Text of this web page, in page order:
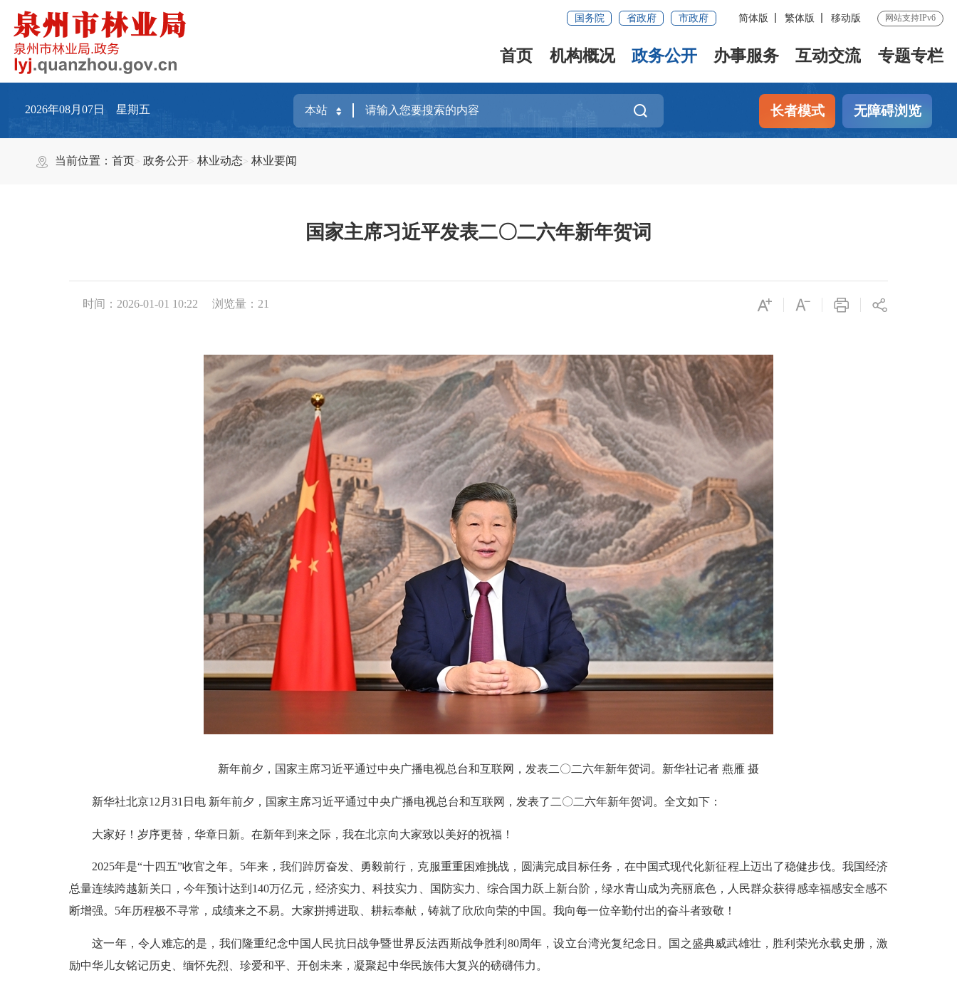
国务院 省政府 市政府 简体版 繁体版 移动版 网站支持IPv6
首页 机构概况 政务公开 办事服务 互动交流 专题专栏
2026年08月07日 星期五 长者模式 无障碍浏览
当前位置：首页 政务公开 林业动态 林业要闻
国家主席习近平发表二〇二六年新年贺词
时间：2026-01-01 10:22 浏览量： 21
新年前夕，国家主席习近平通过中央广播电视总台和互联网，发表二〇二六年新年贺词。新华社记者 燕雁 摄
新华社北京12月31日电 新年前夕，国家主席习近平通过中央广播电视总台和互联网，发表了二〇二六年新年贺词。全文如下：
大家好！岁序更替，华章日新。在新年到来之际，我在北京向大家致以美好的祝福！
2025年是“十四五”收官之年。5年来，我们踔厉奋发、勇毅前行，克服重重困难挑战，圆满完成目标任务，在中国式现代化新征程上迈出了稳健步伐。我国经济
总量连续跨越新关口，今年预计达到140万亿元，经济实力、科技实力、国防实力、综合国力跃上新台阶，绿水青山成为亮丽底色，人民群众获得感幸福感安全感不
断增强。5年历程极不寻常，成绩来之不易。大家拼搏进取、耕耘奉献，铸就了欣欣向荣的中国。我向每一位辛勤付出的奋斗者致敬！
这一年，令人难忘的是，我们隆重纪念中国人民抗日战争暨世界反法西斯战争胜利80周年，设立台湾光复纪念日。国之盛典威武雄壮，胜利荣光永载史册，激
励中华儿女铭记历史、缅怀先烈、珍爱和平、开创未来，凝聚起中华民族伟大复兴的磅礴伟力。